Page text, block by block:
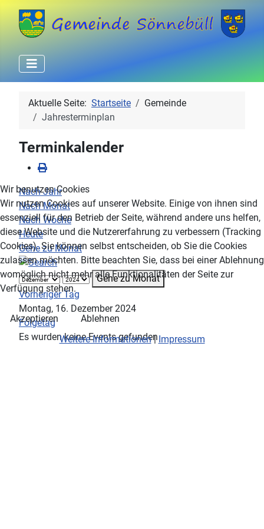
Aktuelle Seite: Startseite
Gemeinde
Jahresterminplan
Terminkalender
Nach Jahr
Nach Monat
Nach Woche
Heute
Gehe zu Monat
Gehe zu Monat
Vorheriger Tag
Montag, 16. Dezember 2024
Folgetag
Es wurden keine Events gefunden
Wir benutzen Cookies
Wir nutzen Cookies auf unserer Website. Einige von ihnen sind
essenziell für den Betrieb der Seite, während andere uns helfen,
diese Website und die Nutzererfahrung zu verbessern (Tracking
Cookies). Sie können selbst entscheiden, ob Sie die Cookies
zulassen möchten. Bitte beachten Sie, dass bei einer Ablehnung
womöglich nicht mehr alle Funktionalitäten der Seite zur
Verfügung stehen.
Akzeptieren
Ablehnen
Weitere Informationen|Impressum